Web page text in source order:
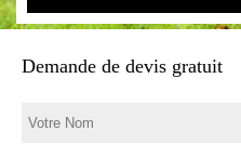
Demande de devis gratuit